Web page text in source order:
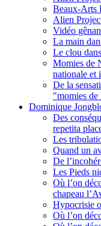
Beaux-Arts
Alien
Vidéo
La main
Le clou
Momies de
nationale et
De la
"momies de
Dominique
Des
repetita
Les
Quand un
De
Les Pieds
Où l’on
chapeau
Hypocrisie
Où l’on